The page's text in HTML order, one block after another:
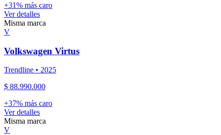
+31% más caro
Ver detalles
Misma marca
V
Volkswagen Virtus
Trendline • 2025
$ 88.990.000
+37% más caro
Ver detalles
Misma marca
V